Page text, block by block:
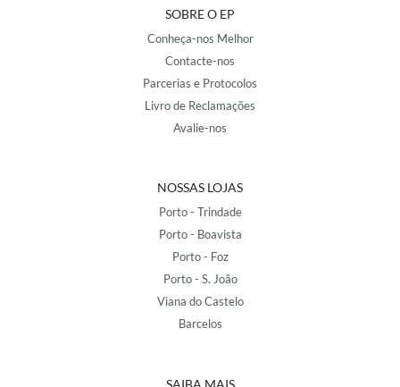
SOBRE O EP
Conheça-nos Melhor
Contacte-nos
Parcerias e Protocolos
Livro de Reclamações
Avalie-nos
NOSSAS LOJAS
Porto - Trindade
Porto - Boavista
Porto - Foz
Porto - S. João
Viana do Castelo
Barcelos